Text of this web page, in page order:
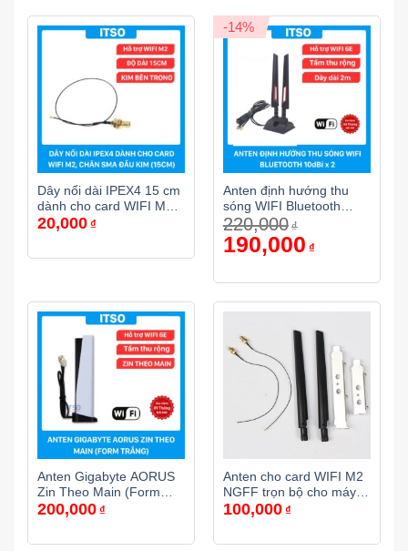
Dây nối dài IPEX4 15 cm
dành cho card WIFI M2,
chân cắm SMA đầu kim
20,000 ₫
-14%
Anten định hướng thu
sóng WIFI Bluetooth
10dbi x2 (Lỗ bên trong) –
Dây 2m
220,000 ₫
Giá
gốc
190,000 ₫hiện
190,000₫.
Anten Gigabyte AORUS
Zin Theo Main (Form
Trắng)
200,000 ₫
Anten cho card WIFI M2
NGFF trọn bộ cho máy
bàn
100,000 ₫